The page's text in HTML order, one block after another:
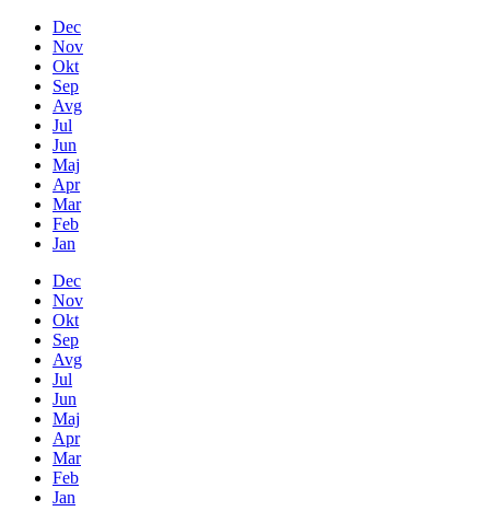
Dec
Nov
Okt
Sep
Avg
Jul
Jun
Maj
Apr
Mar
Feb
Jan
Dec
Nov
Okt
Sep
Avg
Jul
Jun
Maj
Apr
Mar
Feb
Jan